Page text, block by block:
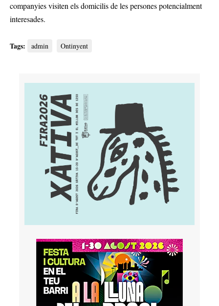
companyies visiten els domicilis de les persones potencialment
interesades.
Tags: admin Ontinyent